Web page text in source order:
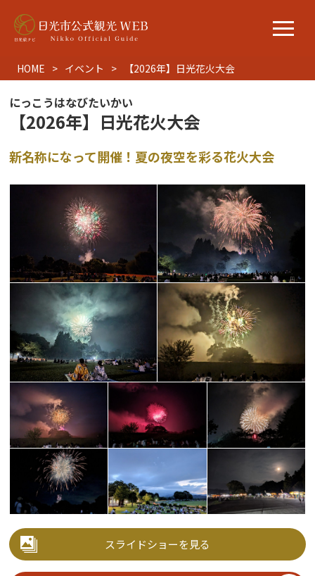
HOME イベント 【2026年】日光花火大会
にっこうはなびたいかい
【2026年】日光花火大会
新名称になって開催！夏の夜空を彩る花火大会
スライドショーを見る